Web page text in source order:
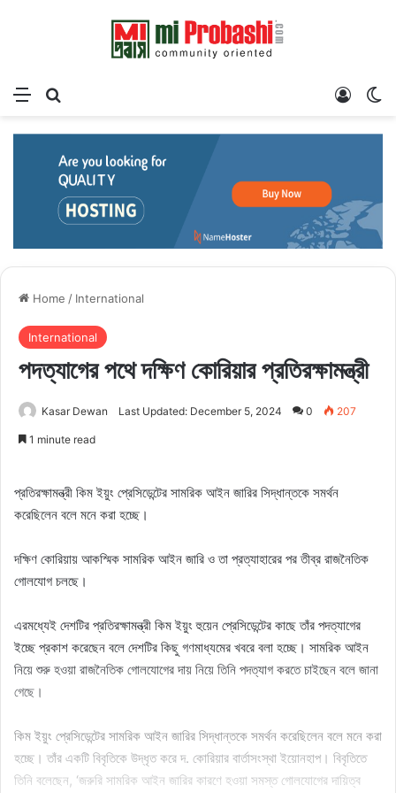
Menu Log In
Home / International
International
পদত্যাগের পথে দক্ষিণ কোরিয়ার প্রতিরক্ষামন্ত্রী
Kasar Dewan Last Updated: December 5, 2024 0 207
1 minute read
প্রতিরক্ষামন্ত্রী কিম ইয়ুং প্রেসিডেন্টের সামরিক আইন জারির সিদ্ধান্তকে সমর্থন
করেছিলেন বলে মনে করা হচ্ছে।
দক্ষিণ কোরিয়ায় আকস্মিক সামরিক আইন জারি ও তা প্রত্যাহারের পর তীব্র রাজনৈতিক
গোলযোগ চলছে।
এরমধ্যেই দেশটির প্রতিরক্ষামন্ত্রী কিম ইয়ুং হুয়েন প্রেসিডেন্টের কাছে তাঁর পদত্যাগের
ইচ্ছে প্রকাশ করেছেন বলে দেশটির কিছু গণমাধ্যমের খবরে বলা হচ্ছে। সামরিক আইন
নিয়ে শুরু হওয়া রাজনৈতিক গোলযোগের দায় নিয়ে তিনি পদত্যাগ করতে চাইছেন বলে জানা
গেছে।
কিম ইয়ুং প্রেসিডেন্টের সামরিক আইন জারির সিদ্ধান্তকে সমর্থন করেছিলেন বলে মনে করা
হচ্ছে। তাঁর একটি বিবৃতিকে উদ্ধৃত করে দ. কোরিয়ার বার্তাসংস্থা ইয়োনহাপ। বিবৃতিতে
তিনি বলেছেন, ‘জরুরি সামরিক আইন জারির কারণে হওয়া সমস্ত গোলযোগের দায়িত্ব